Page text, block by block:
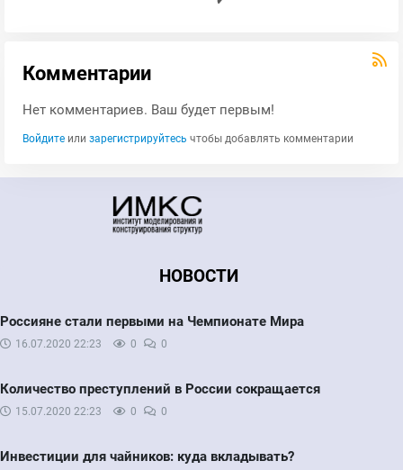
Комментарии
Нет комментариев. Ваш будет первым!
Войдите или зарегистрируйтесь чтобы добавлять комментарии
НОВОСТИ
Россияне стали первыми на Чемпионате Мира
16.07.2020 22:23 0 0
Количество преступлений в России сокращается
15.07.2020 22:23 0 0
Инвестиции для чайников: куда вкладывать?